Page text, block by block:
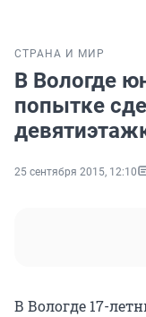
СТРАНА И МИР
В Вологде
попытке
25 сентября 2015, 12:10
В Вологде 17-